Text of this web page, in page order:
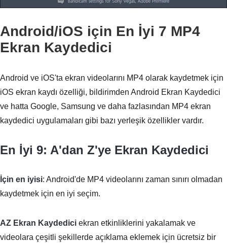
Android/iOS için En İyi 7 MP4
Ekran Kaydedici
Android ve iOS'ta ekran videolarını MP4 olarak kaydetmek için
iOS ekran kaydı özelliği, bildirimden Android Ekran Kaydedici
ve hatta Google, Samsung ve daha fazlasından MP4 ekran
kaydedici uygulamaları gibi bazı yerleşik özellikler vardır.
En İyi 9: A'dan Z'ye Ekran Kaydedici
İçin en iyisi: Android'de MP4 videolarını zaman sınırı olmadan
kaydetmek için en iyi seçim.
AZ Ekran Kaydedici ekran etkinliklerini yakalamak ve
videolara çeşitli şekillerde açıklama eklemek için ücretsiz bir